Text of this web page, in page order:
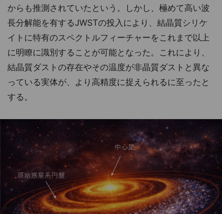
からも推測されていたという。しかし、極めて高い波
長分解能を有するJWSTの投入により、結晶質シリケ
イトに特有のスペクトルフィーチャーをこれまで以上
に明瞭に識別することが可能となった。これにより、
結晶質ダストの存在やその温度が非晶質ダストと異な
っている実体が、より高精度に捉えられるに至ったと
する。